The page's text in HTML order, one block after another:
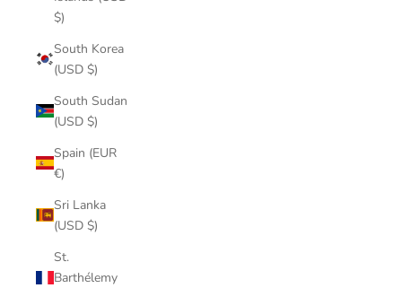
$)
South Korea
(USD $)
South Sudan
(USD $)
Spain (EUR
€)
Sri Lanka
(USD $)
St.
Barthélemy